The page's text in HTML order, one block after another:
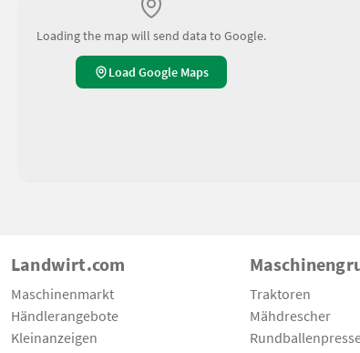
Loading the map will send data to Google.
Load Google Maps
Landwirt.com
Maschinenmarkt
Händlerangebote
Kleinanzeigen
Traktoren
Mähdrescher